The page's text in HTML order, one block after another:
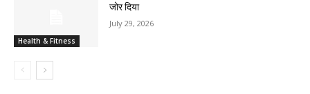
Health & Fitness
जोर दिया
July 29, 2026